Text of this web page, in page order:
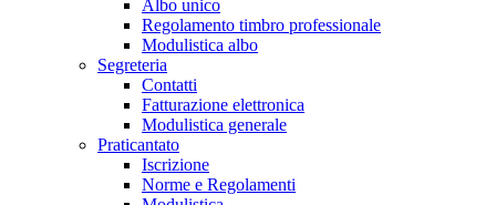
Albo unico
Regolamento timbro professionale
Modulistica albo
Segreteria
Contatti
Fatturazione elettronica
Modulistica generale
Praticantato
Iscrizione
Norme e Regolamenti